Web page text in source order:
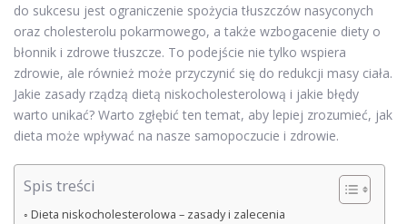
do sukcesu jest ograniczenie spożycia tłuszczów nasyconych
oraz cholesterolu pokarmowego, a także wzbogacenie diety o
błonnik i zdrowe tłuszcze. To podejście nie tylko wspiera
zdrowie, ale również może przyczynić się do redukcji masy ciała.
Jakie zasady rządzą dietą niskocholesterolową i jakie błędy
warto unikać? Warto zgłębić ten temat, aby lepiej zrozumieć, jak
dieta może wpływać na nasze samopoczucie i zdrowie.
Spis treści
Dieta niskocholesterolowa – zasady i zalecenia